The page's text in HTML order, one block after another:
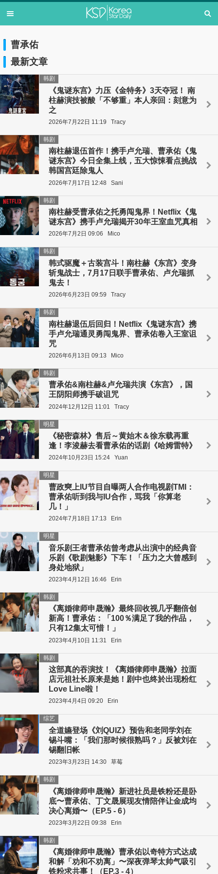
曹承佑
最新文章
《鬼谜东宫》力压《金特务》3天夺冠！ 南
柱赫演技被酸「不够重」本人亲回：刻意为
之
韩剧
2026年7月22日 11:19 Tracy
南柱赫退伍首作！携手卢允瑞、曹承佑《鬼
谜东宫》今日全集上线，五大惊悚看点挑战
韩国宫廷除鬼人
韩剧
2026年7月17日 12:48 Sani
南柱赫受曹承佑之托勇闯鬼界！Netflix《鬼
谜东宫》携手卢允瑞揭开30年王室血咒真相
韩剧
2026年7月2日 09:06 Mico
韩式驱魔＋古装宫斗！南柱赫《东宫》变身
斩鬼战士，7月17日联手曹承佑、卢允瑞抓
鬼去！
韩剧
2026年6月23日 09:59 Tracy
南柱赫退伍后回归！Netflix《鬼谜东宫》携
手卢允瑞通灵勇闯鬼界、曹承佑卷入王室诅
咒
韩剧
2026年6月13日 09:13 Mico
曹承佑&南柱赫&卢允瑞共演《东宫》，国
王阴阳师携手破诅咒
韩剧
2024年12月12日 11:01 Tracy
《秘密森林》售后～黄始木＆徐东载再重
逢！李浚赫去看曹承佑的话剧《哈姆雷特》
明星
2024年10月23日 15:24 Yuan
曹政奭上IU节目自曝两人合作电视剧TMI：
曹承佑听到我与IU合作，骂我「你算老
几！」
明星
2024年7月18日 17:13 Erin
音乐剧王者曹承佑曾考虑从出演中的经典音
乐剧《歌剧魅影》下车！「压力之大曾感到
身处地狱」
明星
2023年4月12日 16:46 Erin
《离婚律师申晟瀚》最终回收视几乎翻倍创
新高！曹承佑：「100％满足了我的作品，
只有12集太可惜！」
韩剧
2023年4月10日 11:31 Erin
这部真的吞演技！《离婚律师申晟瀚》拉面
店元祖社长原来是她！剧中也终於出现粉红
Love Line啦！
韩剧
2023年4月4日 09:20 Erin
全道嬿登场《刘QUIZ》预告和老同学刘在
锡斗嘴：「我们那时候很熟吗？」反被刘在
锡翻旧帐
综艺
2023年3月23日 14:30 草莓
《离婚律师申晟瀚》新进社员是铁粉还是卧
底〜曹承佑、丁文晟展现友情陪伴让金成均
决心离婚〜（EP.5 - 6）
韩剧
2023年3月22日 09:38 Erin
《离婚律师申晟瀚》曹承佑以奇特方式达成
和解「劝和不劝离」〜深夜弹琴太帅气吸引
铁粉求共事！（EP.3 - 4）
韩剧